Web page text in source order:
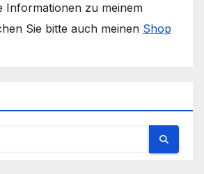
Informationen zu meinem
Sie bitte auch meinen Shop